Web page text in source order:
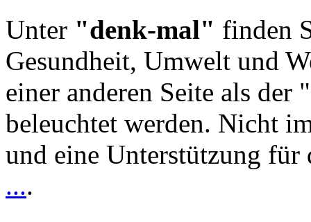
Unter "denk-mal" finden
Gesundheit, Umwelt und
einer anderen Seite als
beleuchtet werden. Nicht
und eine Unterstützung
....